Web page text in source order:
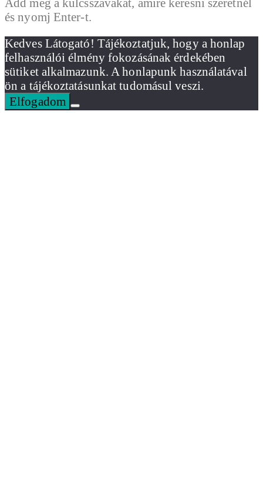
és nyomj Enter-t.
Kedves Látogató! Tájékoztatjuk, hogy a honlap
felhasználói élmény fokozásának érdekében
sütiket alkalmazunk. A honlapunk használatával
ön a tájékoztatásunkat tudomásul veszi.
Elfogadom